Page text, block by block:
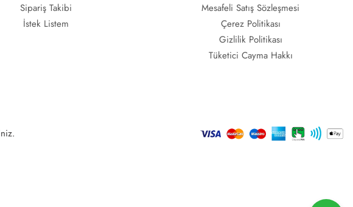
Sipariş Takibi
İstek Listem
Mesafeli Satış Sözleşmesi
Çerez Politikası
Gizlilik Politikası
Tüketici Cayma Hakkı